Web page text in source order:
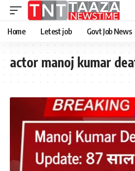
Home Letest job Govt Job News
actor manoj kumar